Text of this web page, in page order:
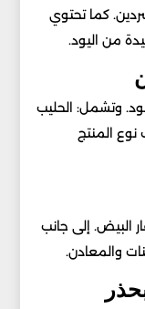
كما تحتوي
من اليود.
وتشمل: الحليب
نوع المنتج
البيض. إلى جانب
والمعادن.